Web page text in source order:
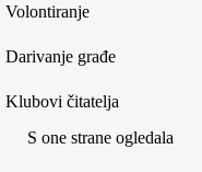
Volontiranje
Darivanje građe
Klubovi čitatelja
S one strane ogledala